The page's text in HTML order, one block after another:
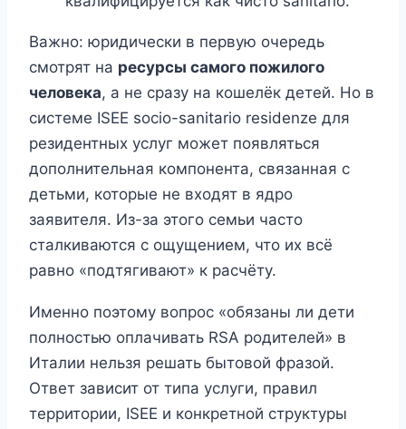
Важно: юридически в первую очередь
смотрят на ресурсы самого пожилого
человека, а не сразу на кошелёк детей. Но в
системе ISEE socio-sanitario residenze для
резидентных услуг может появляться
дополнительная компонента, связанная с
детьми, которые не входят в ядро
заявителя. Из-за этого семьи часто
сталкиваются с ощущением, что их всё
равно «подтягивают» к расчёту.
Именно поэтому вопрос «обязаны ли дети
полностью оплачивать RSA родителей» в
Италии нельзя решать бытовой фразой.
Ответ зависит от типа услуги, правил
территории, ISEE и конкретной структуры